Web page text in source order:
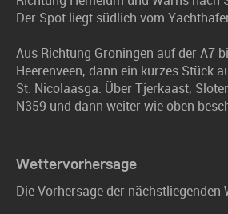
Der Spot liegt südlich vom
Aus Richtung Groningen auf der A7
Heerenveen, dann ein kurzes Stück
St. Nicolaasga. Über Tjerkaast,
N359 und dann weiter wie oben
Wettervorhersage
Die Vorhersage der nächstliegenden